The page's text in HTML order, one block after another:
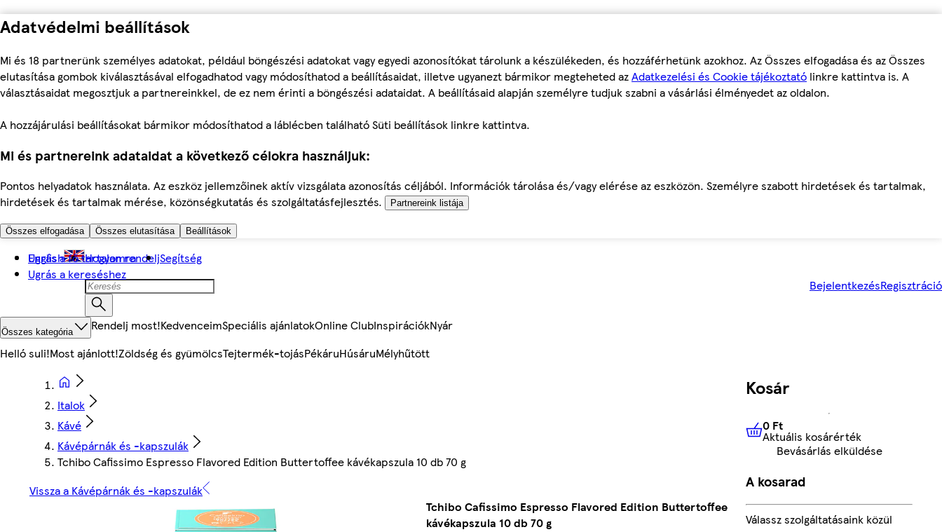
Adatvédelmi beállítások
Mi és 18 partnerünk személyes adatokat, például böngészési adatokat vagy egyedi azonosítókat tárolunk a készülékeden, és hozzáférhetünk azokhoz. Az Összes elfogadása és az Összes
elutasítása gombok kiválasztásával elfogadhatod vagy módosíthatod a beállításaidat, illetve ugyanezt bármikor megteheted azAdatkezelési és Cookie tájékoztató linkre kattintva is. A
választásaidat megosztjuk a partnereinkkel, de ez nem érinti a böngészési adataidat. A beállításaid alapján személyre tudjuk szabni a vásárlási élményedet az oldalon.
A hozzájárulási beállításokat bármikor módosíthatod a láblécben található Süti beállítások linkre kattintva.
Mi és partnereink adataidat a következő célokra használjuk:
Pontos helyadatok használata. Az eszköz jellemzőinek aktív vizsgálata azonosítás céljából. Információk tárolása és/vagy elérése az eszközön. Személyre szabott hirdetések és tartalmak,
hirdetések és tartalmak mérése, közönségkutatás és szolgáltatásfejlesztés.
Partnereink listája
Összes elfogadása Összes elutasítása Beállítások
Ugrás a fő tartalomra
Ugrás a kereséshez
English Hogyan rendeljSegítség
BejelentkezésRegisztráció
Összes kategória Rendelj most!KedvenceimSpeciális ajánlatokOnline ClubInspirációkNyár
Helló suli!Most ajánlott!Zöldség és gyümölcsTejtermék-tojásPékáruHúsáruMélyhűtött
Italok
Kávé
Kávépárnák és -kapszulák
Tchibo Cafissimo Espresso Flavored Edition Buttertoffee kávékapszula 10 db 70 g
Vissza a Kávépárnák és -kapszulák
Tchibo Cafissimo Espresso Flavored Edition Buttertoffee
kávékapszula 10 db 70 g
Kosár
0 FtAktuális kosárérték
0 Ft
Aktuális kosárérték
Bevásárlás elküldése
A kosarad
Válassz szolgáltatásaink közül